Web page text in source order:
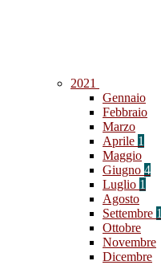
2021
Gennaio
Febbraio
Marzo
Aprile 1
Maggio
Giugno 4
Luglio 1
Agosto
Settembre 1
Ottobre
Novembre
Dicembre